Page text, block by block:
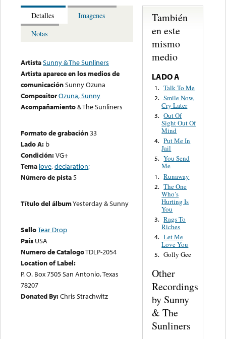
Detalles
Imagenes
Notas
ArtistaSunny & The Sunliners
Artista aparece en los medios de
comunicaciónSunny Ozuna
CompositorOzuna, Sunny
Acompañamiento& The Sunliners
Formato de grabación33
Lado A: b
Condición:VG+
Tema love,declaration;
Número de pista5
Título del álbumYesterday & Sunny
SelloTear Drop
País USA
Numero de CatalogoTDLP-2054
Location of Label:
P. O. Box 7505 San Antonio, Texas
78207
Donated By:Chris Strachwitz
También
en este
mismo
medio
LADO A
1. Talk To Me
2. Smile Now,
Cry Later
3. Out Of
Sight Out Of
Mind
4. Put Me In
Jail
5. You Send
Me
1. Runaway
2. The One
Who’s
Hurting Is
You
3. Rags To
Riches
4. Let Me
Love You
5. Golly Gee
Other
Recordings
by Sunny
& The
Sunliners